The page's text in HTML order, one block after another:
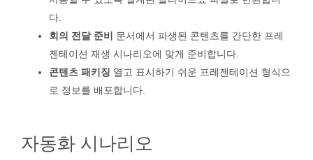
다.
회의 전달 준비
문서에서 파생된 콘텐츠를 간단한 프레
젠테이션 재생 시나리오에 맞게 준비합니다.
콘텐츠 패키징 열고 표시하기 쉬운 프레젠테이션 형식으
로 정보를 배포합니다.
자동화 시나리오